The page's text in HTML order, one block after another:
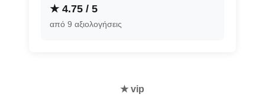
★ 4.75 / 5
από 9 αξιολογήσεις
★ vip